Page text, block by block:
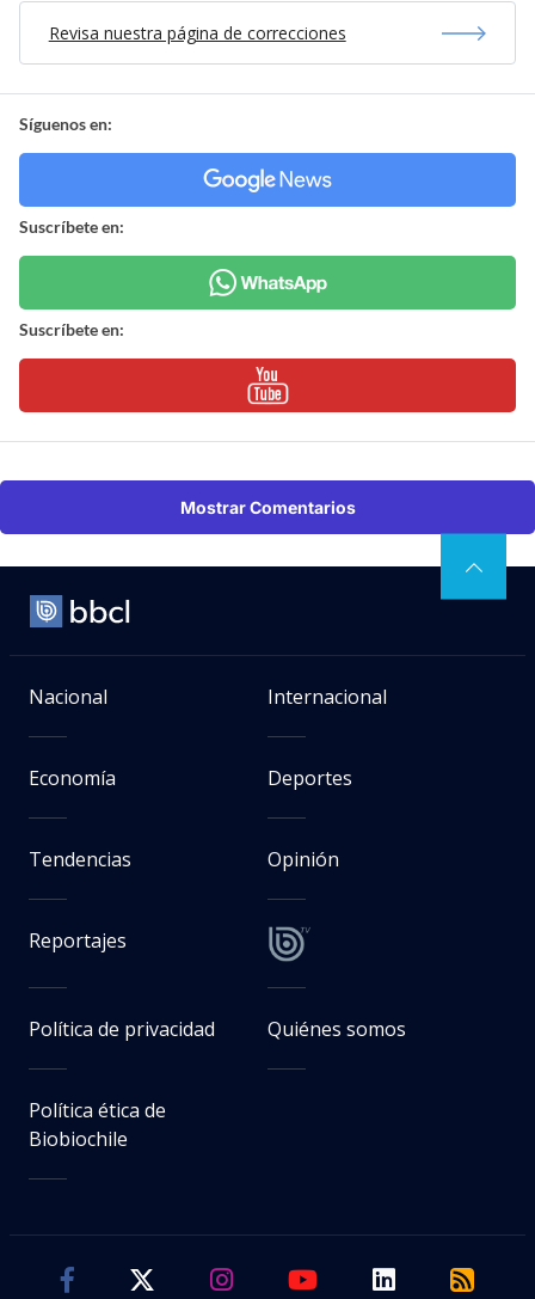
Revisa nuestra página de correcciones
Síguenos en:
Suscríbete en:
Suscríbete en:
Mostrar Comentarios
Nacional Internacional
Economía Deportes
Tendencias Opinión
Reportajes
Política de privacidad Quiénes somos
Política ética de
Biobiochile